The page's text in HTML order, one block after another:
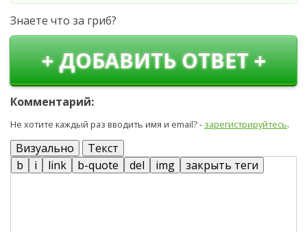
Знаете что за гриб?
+ ДОБАВИТЬ ОТВЕТ +
Комментарий:
Не хотите каждый раз вводить имя и email? - зарегистрируйтесь.
Визуально Текст